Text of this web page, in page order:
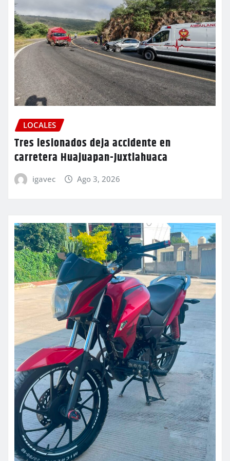
LOCALES
Tres lesionados deja accidente en
carretera Huajuapan-Juxtlahuaca
igavec Ago 3, 2026